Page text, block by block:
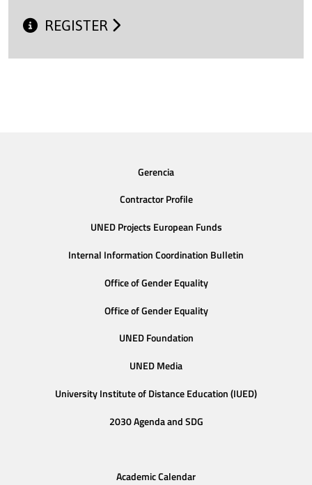
REGISTER
Gerencia
Contractor Profile
UNED Projects European Funds
Internal Information Coordination Bulletin
Office of Gender Equality
Office of Gender Equality
UNED Foundation
UNED Media
University Institute of Distance Education (IUED)
2030 Agenda and SDG
Academic Calendar